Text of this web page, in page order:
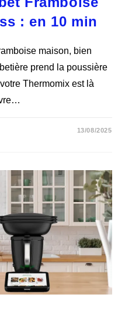
: en 10 min
maison, bien
prend la poussière
Thermomix est là
13/08/2025